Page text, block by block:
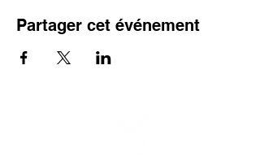
Partager cet événement